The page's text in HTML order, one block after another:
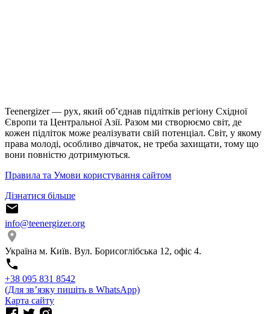
Teenergizer — рух, який об’єднав підлітків регіону Східної
Європи та Центральної Азії. Разом ми створюємо світ, де
кожен підліток може реалізувати свій потенціал. Світ, у якому
права молоді, особливо дівчаток, не треба захищати, тому що
вони повністю дотримуються.
Правила та Умови користування сайтом
Дізнатися більше
info@teenergizer.org
Україна м. Київ. Вул. Борисоглібська 12, офіс 4.
⁨+38 095 831 8542⁩
(Для звʼязку пишіть в WhatsApp)
Карта сайту